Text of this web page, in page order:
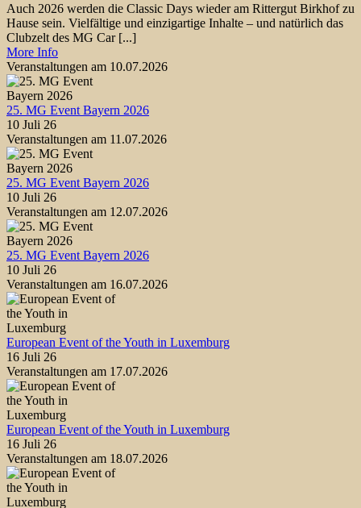
Auch 2026 werden die Classic Days wieder am Rittergut Birkhof zu
Hause sein. Vielfältige und einzigartige Inhalte – und natürlich das
Clubzelt des MG Car [...]
More Info
Veranstaltungen am 10.07.2026
25. MG Event Bayern 2026
10 Juli 26
Veranstaltungen am 11.07.2026
25. MG Event Bayern 2026
10 Juli 26
Veranstaltungen am 12.07.2026
25. MG Event Bayern 2026
10 Juli 26
Veranstaltungen am 16.07.2026
European Event of the Youth in Luxemburg
16 Juli 26
Veranstaltungen am 17.07.2026
European Event of the Youth in Luxemburg
16 Juli 26
Veranstaltungen am 18.07.2026